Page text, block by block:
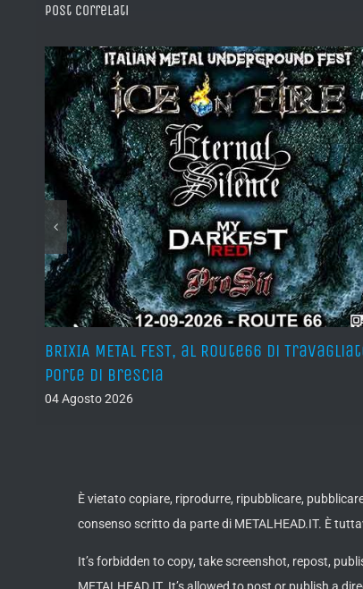
Post correlati
BRIXIA METAL FEST, al Route66 di
porte di Brescia
04 Agosto 2026
È vietato copiare, riprodurre, ripubblicare,
consenso scritto da parte di METALHEAD.IT. È
It’s forbidden to copy, take screenshot, repost,
METALHEAD.IT. It’s allowed to post or publish a